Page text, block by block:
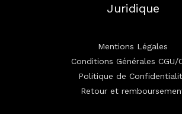
Juridique
Mentions Légales
Conditions Générales CGU/
Politique de
Retour et